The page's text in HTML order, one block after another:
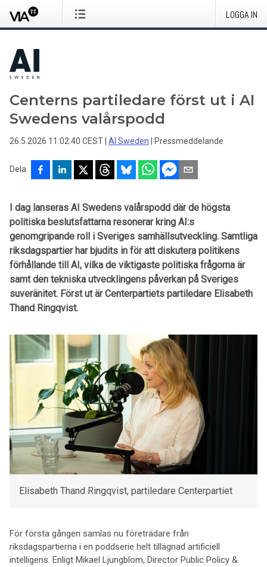
LOGGA IN
Centerns partiledare först ut i AI
Swedens valårspodd
26.5.2026 11:02:40 CEST AI Sweden Pressmeddelande
Dela
I dag lanseras AI Swedens valårspodd där de högsta
politiska beslutsfattarna resonerar kring AI:s
genomgripande roll i Sveriges samhällsutveckling. Samtliga
riksdagspartier har bjudits in för att diskutera politikens
förhållande till AI, vilka de viktigaste politiska frågorna är
samt den tekniska utvecklingens påverkan på Sveriges
suveränitet. Först ut är Centerpartiets partiledare Elisabeth
Thand Ringqvist.
Elisabeth Thand Ringqvist, partiledare Centerpartiet
För första gången samlas nu företrädare från
riksdagspartierna i en poddserie helt tillägnad artificiell
intelligens. Enligt Mikael Ljungblom, Director Public Policy &